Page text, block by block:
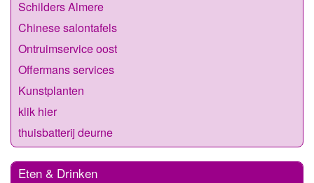
Schilders Almere
Chinese salontafels
Ontruimservice oost
Offermans services
Kunstplanten
klik hier
thuisbatterij deurne
Eten & Drinken